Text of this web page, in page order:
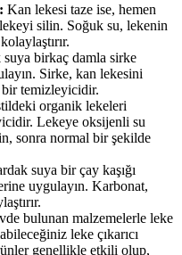
: Kan lekesi taze ise, hemen
silin. Soğuk su, lekenin
birkaç damla sirke
Sirke, kan lekesini
bir temizleyicidir.
organik lekeleri
Lekeye oksijenli su
sonra normal bir şekilde
suya bir çay kaşığı
uygulayın. Karbonat,
bulunan malzemelerle leke
leke çıkarıcı
genellikle etkili olup,